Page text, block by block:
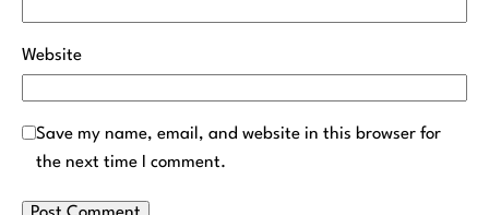
Website
Save my name, email, and website in this browser for
the next time I comment.